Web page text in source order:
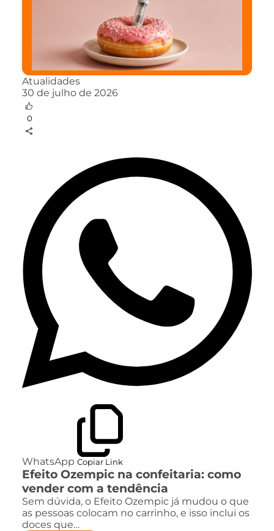
Atualidades
30 de julho de 2026
0
WhatsApp Copiar Link
Efeito Ozempic na confeitaria: como
vender com a tendência
Sem dúvida, o Efeito Ozempic já mudou o que
as pessoas colocam no carrinho, e isso inclui os
doces que…